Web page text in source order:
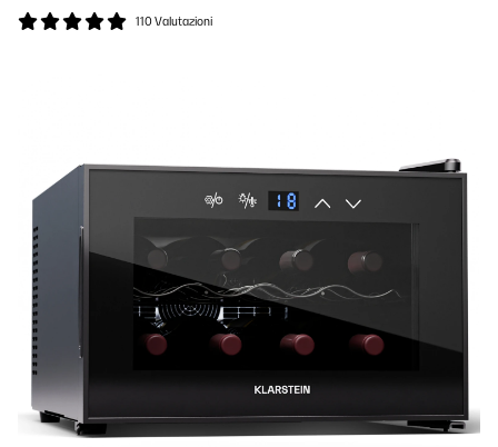
110 Valutazioni